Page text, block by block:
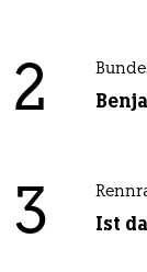
2
3 Ist